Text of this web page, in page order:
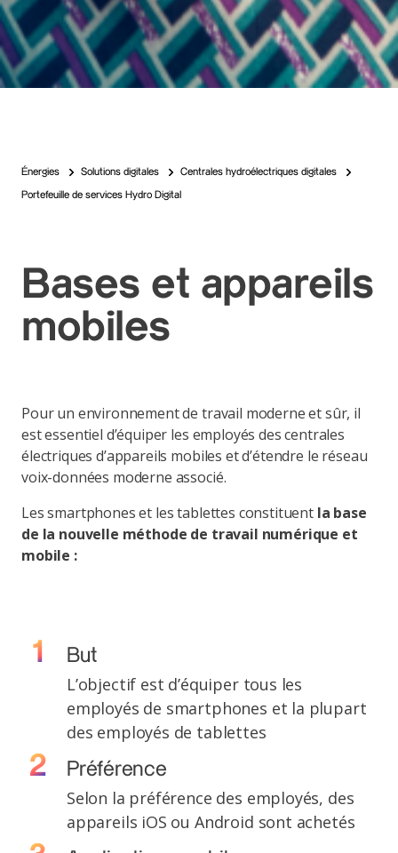
Énergies Solutions digitales Centrales hydroélectriques digitales
Portefeuille de services Hydro Digital
Bases et appareils
mobiles
Pour un environnement de travail moderne et sûr, il
est essentiel d’équiper les employés des centrales
électriques d’appareils mobiles et d’étendre le réseau
voix-données moderne associé.
Les smartphones et les tablettes constituent la base
de la nouvelle méthode de travail numérique et
mobile :
But
L’objectif est d’équiper tous les
employés de smartphones et la plupart
des employés de tablettes
Préférence
Selon la préférence des employés, des
appareils iOS ou Android sont achetés